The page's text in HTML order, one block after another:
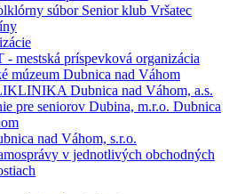
súbor Senior klub Vršatec
mestská príspevková organizácia
múzeum Dubnica nad Váhom
Dubnica nad Váhom, a.s.
pre seniorov Dubina, m.r.o. Dubnica
nad Váhom, s.r.o.
v jednotlivých obchodných